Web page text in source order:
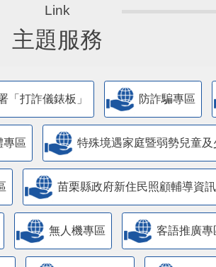
主題服務
「打詐儀錶板」 防詐騙專區
專區 特殊境遇家庭暨弱勢兒童
苗栗縣政府新住民照顧輔導資
無人機專區 客語推廣專